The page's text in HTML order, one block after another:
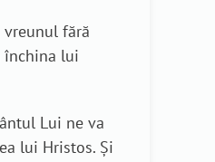
vreunul fără
închina lui
Lui ne va
lui Hristos. Și